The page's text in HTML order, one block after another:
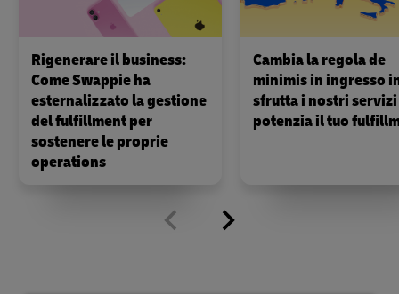
Rigenerare il business:
Come Swappie ha
esternalizzato la gestione
del fulfillment per
sostenere le proprie
operations
Cambia la regola de
minimis in ingresso
sfrutta i nostri servizi
potenzia il tuo